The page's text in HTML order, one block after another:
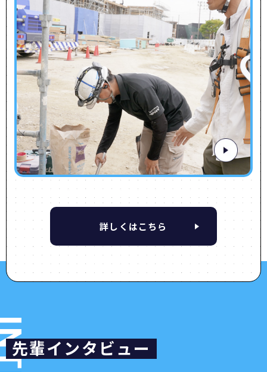
MESSAGE
ここでは、ただの仕事なんて言わせません。あなたの心の
拠り所になり、
やりがいだけじゃなく、生き甲斐まで手に入る場所です。
仕事を通じて人として成長し、自己を超える瞬間を感じ続
けられます。
そして健康もプライベートも大切にする。
私たちはあなたの人生全体をバックアップします。
未来の子どもたちを守り、老後まで安心して過ごせる”拠
り所”を作る—そんな会社、ここにしかありません。
自分の成長を超えたその先に、あなたにとっての”拠り
所”が待っています。
詳しくはこちら
先輩インタビュー